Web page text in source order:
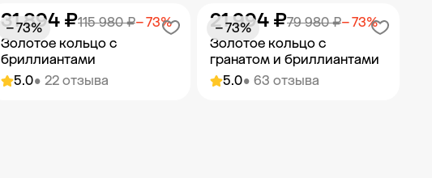
Добавить в корзину Добавить в корзину
5.0• 22 отзыва
Золотое кольцо с
бриллиантами
115 980 ₽− 73%
31 894 ₽
− 73%
5.0• 63 отзыва
Золотое кольцо с
гранатом и бриллиантами
79 980 ₽− 73%
21 994 ₽
− 73%